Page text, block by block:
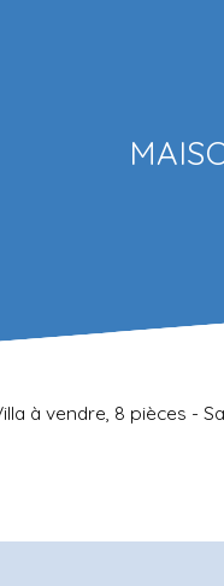
à vendre, 8 pièces -